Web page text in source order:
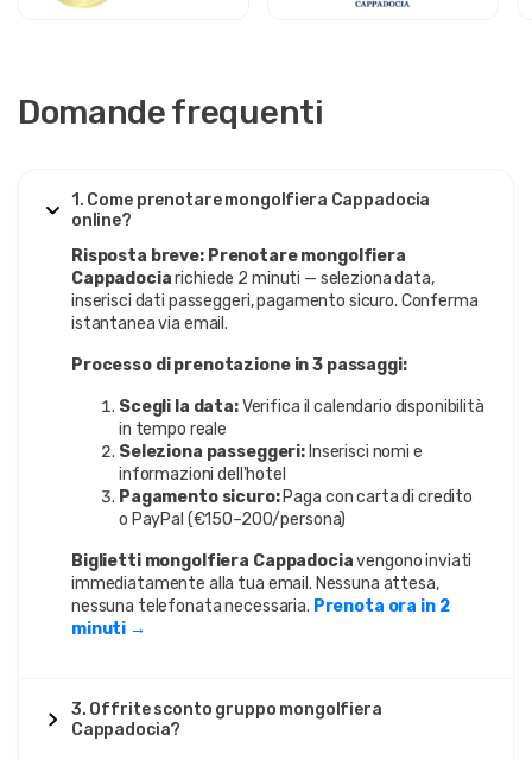
Domande frequenti
1. Come prenotare mongolfiera Cappadocia
online?
Risposta breve: Prenotare mongolfiera
Cappadociarichiede 2 minuti — seleziona data,
inserisci dati passeggeri, pagamento sicuro. Conferma
istantanea via email.
Processo di prenotazione in 3 passaggi:
Scegli la data:Verifica il calendario disponibilità
in tempo reale
Seleziona passeggeri: Inserisci nomi e
informazioni dell'hotel
Pagamento sicuro:Paga con carta di credito
o PayPal (€150–200/persona)
Biglietti mongolfiera Cappadociavengono inviati
immediatamente alla tua email. Nessuna attesa,
nessuna telefonata necessaria. Prenota ora in 2
minuti →
3. Offrite sconto gruppo mongolfiera
Cappadocia?